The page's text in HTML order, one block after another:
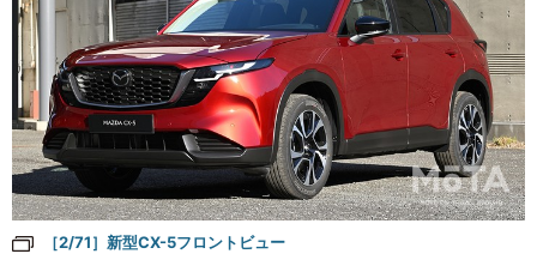
［2/71］新型CX-5フロントビュー